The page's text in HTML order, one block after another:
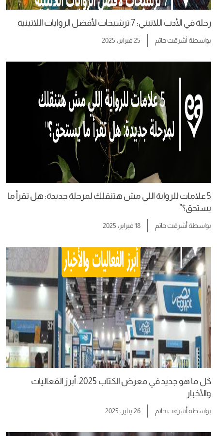
رحلة في الأدب اللاتيني: 7 ترشيحات لأفضل الروايات اللاتينية
بواسطةأشرقت حاتم 25 فبراير، 2025
5 علامات للرواية اللي مش هتنقلك لمرحلة جديدة: هل تقرأ ما
يستحق؟”
بواسطةأشرقت حاتم 18 فبراير، 2025
كل ما هو جديد في معرض الكتاب 2025: أبرز الفعاليات
والأخبار
بواسطةأشرقت حاتم 26 يناير، 2025